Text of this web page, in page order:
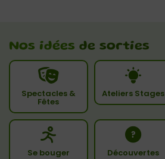
Nos idées de sorties
Spectacles &
Fêtes
Ateliers Stages
Se bouger Découvertes